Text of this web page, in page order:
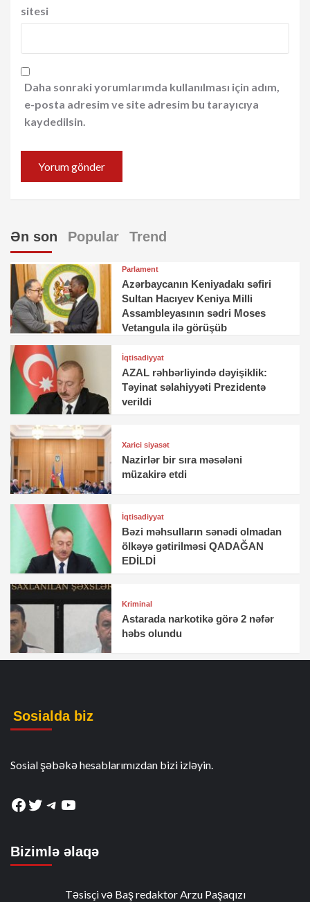
sitesi
Daha sonraki yorumlarımda kullanılması için adım,
e-posta adresim ve site adresim bu tarayıcıya
kaydedilsin.
Ən son Popular Trend
Parlament
Azərbaycanın Keniyadakı səfiri
Sultan Hacıyev Keniya Milli
Assambleyasının sədri Moses
Vetangula ilə görüşüb
İqtisadiyyat
AZAL rəhbərliyində dəyişiklik:
Təyinat səlahiyyəti Prezidentə
verildi
Xarici siyasət
Nazirlər bir sıra məsələni
müzakirə etdi
İqtisadiyyat
Bəzi məhsulların sənədi olmadan
ölkəyə gətirilməsi QADAĞAN
EDİLDİ
Kriminal
Astarada narkotikə görə 2 nəfər
həbs olundu
Sosialda biz
Sosial şəbəkə hesablarımızdan bizi izləyin.
Facebook
Twitter
Telegram
YouTube
Bizimlə əlaqə
Təsisçi və Baş redaktor Arzu Paşaqızı